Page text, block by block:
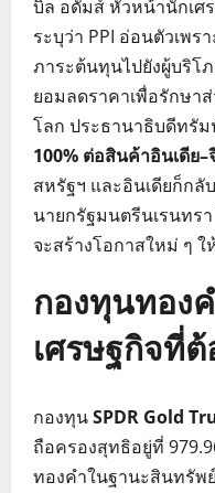
บิล อดัมส์ หัวหน้านักเศ
ระบุว่า PPI อ่อนตัวเพร
ภาระต้นทุนไปยังผู้บริโ
ยอมลดราคาเพื่อรักษา
โลก ประธานาธิบดีทรั
100% ต่อสินค้าอินเดีย–
สหรัฐฯ และอินเดียก็กลั
นายกรัฐมนตรีนเรนทร
จะสร้างโอกาสใหม่ ๆ ใ
กองทุนทอง
เศรษฐกิจที่
กองทุนSPDR Gold
ถือครองสุทธิอยู่ที่
ทองคำในฐานะสินทรั